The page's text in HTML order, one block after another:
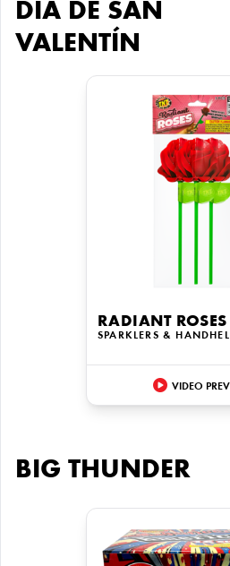
DÍA DE SAN
VALENTÍN
RADIANT ROSES
SPARKLERS &
VIDEO
BIG THUNDER